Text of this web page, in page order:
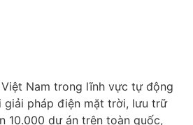
Nam trong lĩnh vực tự động
giải pháp điện mặt trời, lưu trữ
10.000 dự án trên toàn quốc,